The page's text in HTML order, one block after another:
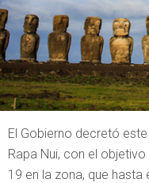
El Gobierno decretó
Rapa Nui, con el
19 en la zona, que